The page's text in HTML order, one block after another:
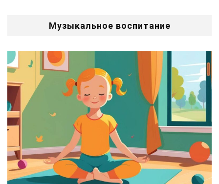
Музыкальное воспитание